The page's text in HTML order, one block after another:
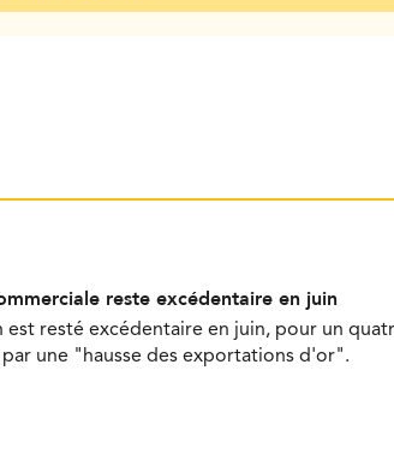
reste excédentaire en juin
est resté excédentaire en juin, pour un
une "hausse des exportations d'or".